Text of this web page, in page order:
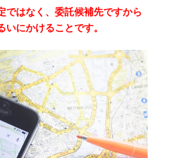
ではなく、委託候補先ですから
にかけることです。